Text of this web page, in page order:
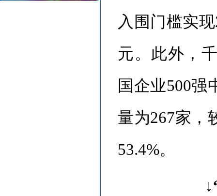
入围门槛实
元。此外，
国企业500强
量为267家，
53.4%。